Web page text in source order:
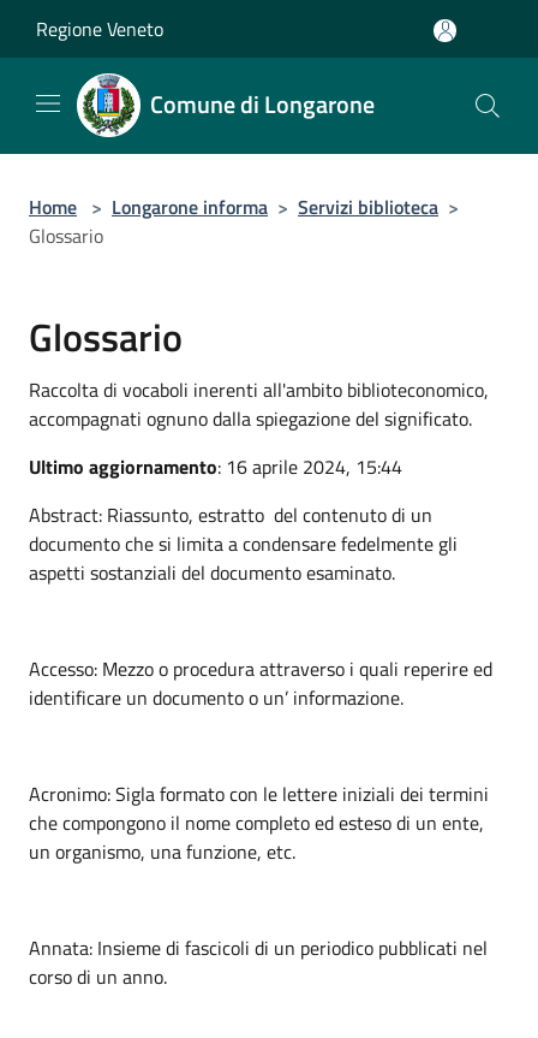
Regione Veneto
Comune di Longarone
Home > Longarone informa > Servizi biblioteca >
Glossario
Glossario
Raccolta di vocaboli inerenti all'ambito biblioteconomico,
accompagnati ognuno dalla spiegazione del significato.
Ultimo aggiornamento: 16 aprile 2024, 15:44
Abstract: Riassunto, estratto del contenuto di un
documento che si limita a condensare fedelmente gli
aspetti sostanziali del documento esaminato.
Accesso: Mezzo o procedura attraverso i quali reperire ed
identificare un documento o un’ informazione.
Acronimo: Sigla formato con le lettere iniziali dei termini
che compongono il nome completo ed esteso di un ente,
un organismo, una funzione, etc.
Annata: Insieme di fascicoli di un periodico pubblicati nel
corso di un anno.